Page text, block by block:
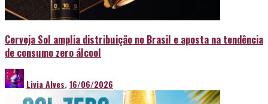
Cerveja Sol amplia distribuição no Brasil e aposta na tendência
de consumo zero álcool
Livia Alves,16/06/2026